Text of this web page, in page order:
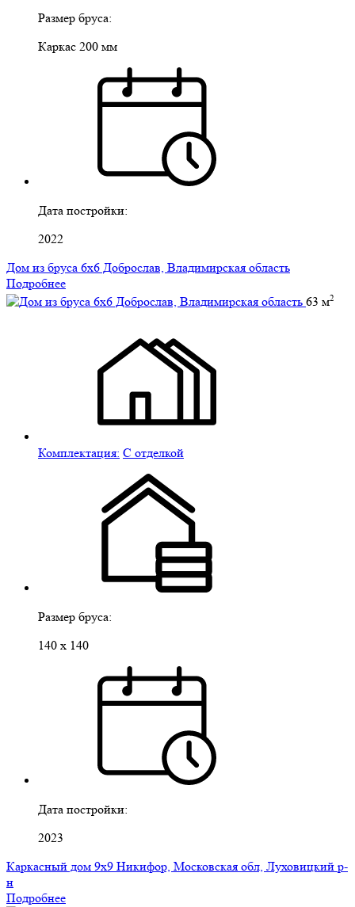
Размер бруса:
Каркас 200 мм
Дата постройки:
2022
Дом из бруса 6х6 Доброслав, Владимирская область
Подробнее
63 м2
Комплектация: С отделкой
Размер бруса:
140 х 140
Дата постройки:
2023
Каркасный дом 9х9 Никифор, Московская обл, Луховицкий р-
н
Подробнее